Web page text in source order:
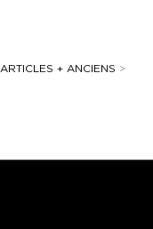
ARTICLES + ANCIENS >